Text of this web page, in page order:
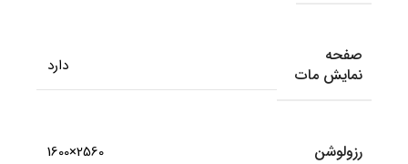
صفحه
نمایش مات
دارد
رزولوشن 2560×1600